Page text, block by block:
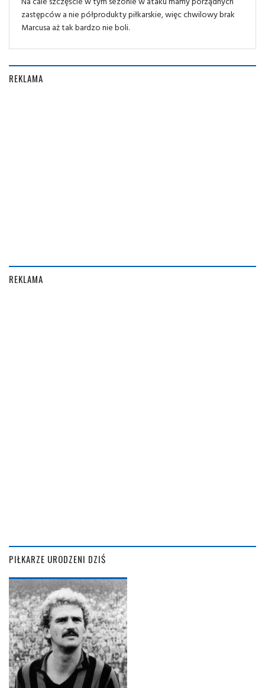
zastępców a nie półprodukty piłkarskie, więc chwilowy brak
Marcusa aż tak bardzo nie boli.
REKLAMA
REKLAMA
PIŁKARZE URODZENI DZIŚ